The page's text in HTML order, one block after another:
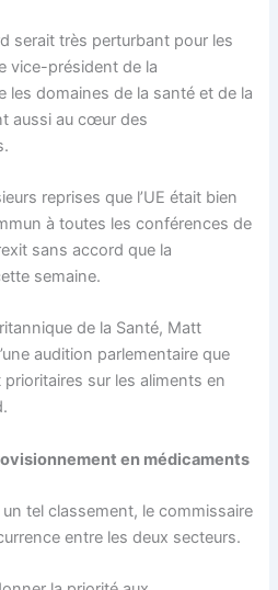
serait très perturbant pour les
vice-président de la
les domaines de la santé et de la
aussi au cœur des
reprises que l’UE était bien
à toutes les conférences de
sans accord que la
semaine.
de la Santé, Matt
audition parlementaire que
sur les aliments en
en médicaments
un tel classement, le commissaire
entre les deux secteurs.